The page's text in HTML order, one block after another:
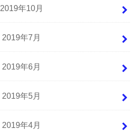
2019年10月
2019年7月
2019年6月
2019年5月
2019年4月